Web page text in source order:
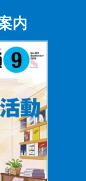
内